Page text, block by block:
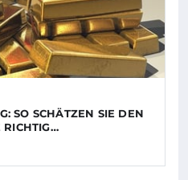
SO SCHÄTZEN SIE DEN
RICHTIG…